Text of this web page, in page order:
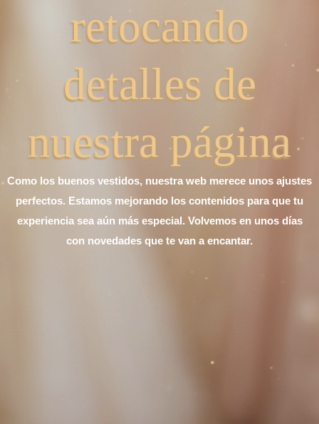
retocando
detalles de
nuestra página
Como los buenos vestidos, nuestra web merece unos ajustes
perfectos. Estamos mejorando los contenidos para que tu
experiencia sea aún más especial. Volvemos en unos días
con novedades que te van a encantar.